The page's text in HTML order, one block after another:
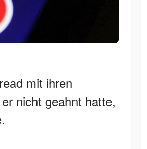
mit ihren
nicht geahnt hatte,